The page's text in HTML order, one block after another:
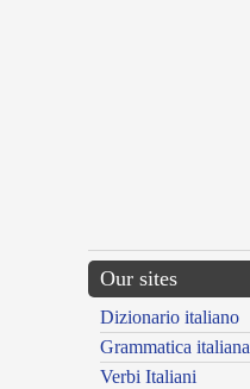
Our sites
Dizionario italiano
Grammatica italiana
Verbi Italiani